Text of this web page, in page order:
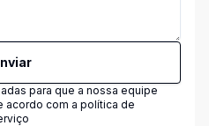
para que a nossa equipe
acordo com a política de